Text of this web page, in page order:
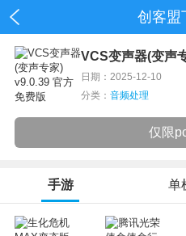
创客盟
VCS变声器(变声
日期：2025-12-10
分类： 音频处理
仅限
手游 单